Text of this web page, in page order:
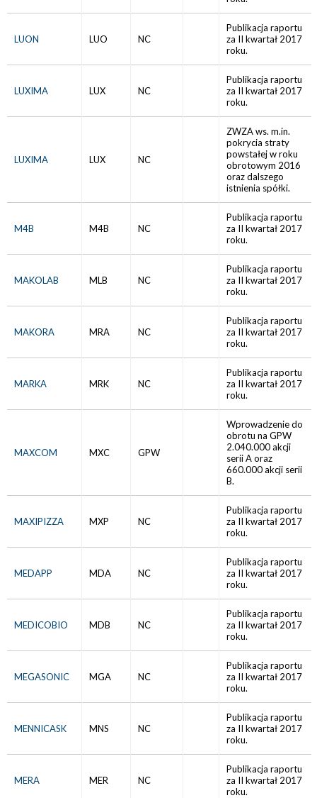
LUON LUO NC
Publikacja raportu
za II kwartał 2017
roku.
LUXIMA LUX NC
Publikacja raportu
za II kwartał 2017
roku.
LUXIMA LUX NC
ZWZA ws. m.in.
pokrycia straty
powstałej w roku
obrotowym 2016
oraz dalszego
istnienia spółki.
M4B M4B NC
Publikacja raportu
za II kwartał 2017
roku.
MAKOLAB MLB NC
Publikacja raportu
za II kwartał 2017
roku.
MAKORA MRA NC
Publikacja raportu
za II kwartał 2017
roku.
MARKA MRK NC
Publikacja raportu
za II kwartał 2017
roku.
MAXCOM MXC GPW
Wprowadzenie do
obrotu na GPW
2.040.000 akcji
serii A oraz
660.000 akcji serii
B.
MAXIPIZZA MXP NC
Publikacja raportu
za II kwartał 2017
roku.
MEDAPP MDA NC
Publikacja raportu
za II kwartał 2017
roku.
MEDICOBIO MDB NC
Publikacja raportu
za II kwartał 2017
roku.
MEGASONIC MGA NC
Publikacja raportu
za II kwartał 2017
roku.
MENNICASK MNS NC
Publikacja raportu
za II kwartał 2017
roku.
MERA MER NC
Publikacja raportu
za II kwartał 2017
roku.